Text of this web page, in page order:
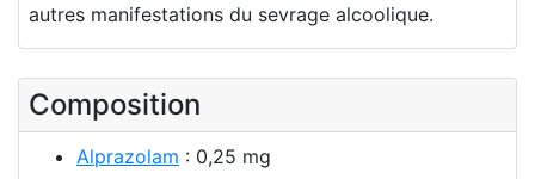
autres manifestations du sevrage alcoolique.
Composition
Alprazolam : 0,25 mg